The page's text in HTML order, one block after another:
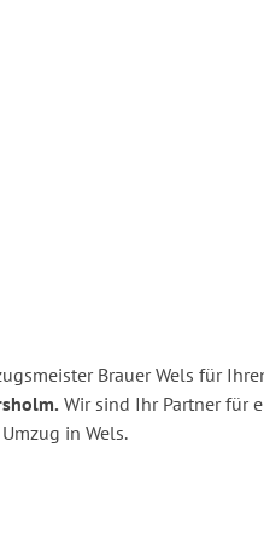
Brauer Wels für
Wir sind Ihr Partner für
in Wels.